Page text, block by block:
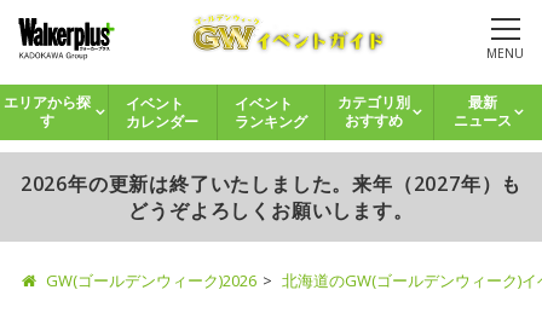
MENU
エリアから探
す
イベント
カレンダー
イベント
ランキング
カテゴリ別
おすすめ
最新
ニュース
2026年の更新は終了いたしました。来年（2027年）も
どうぞよろしくお願いします。
GW(ゴールデンウィーク)2026 北海道のGW(ゴールデンウィーク)